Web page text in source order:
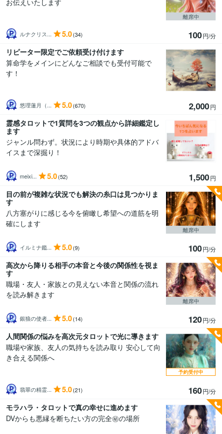
お伝えいたします
ルナクリス... 5.0(34) 100円/分
離席中
リピーター限定でご依頼受け付けます
算命学をメインにどんなご相談でも受付可能で
す！
悠理蓮月（... 5.0(670) 2,000円
霊感タロットで1質問を3つの観点から詳細鑑定し
ます
ジャンル問わず。状況により時期や具体的アドバ
イスまで深掘り！
meixi... 5.0(52) 1,500円
目の前が複雑な状況でも解決の糸口は見つかりま
す
八方塞がりに感じる今を俯瞰し希望への道筋を明
確にします
イルミナ鑑... 5.0(9) 100円/分
離席中
高次から降りる相手の本音と今後の関係性を視ま
す
職場・友人・家族との見えない本音と関係の流れ
を読み解きます
銀狼の使者... 5.0(14) 120円/分
離席中
人間関係の悩みを高次元タロットで光に導きます
職場や家族、友人の気持ちを読み取り 安心して向
き合える関係へ
翡翠の精霊... 5.0(21) 160円/分
予約受付中
モラハラ・タロットで真の幸せに進めます
DVからも悪縁を断ちたい方の完全㊙︎の場所